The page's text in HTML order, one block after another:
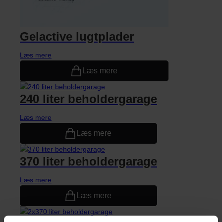
Gelactive lugtplader
Læs mere
Læs mere
240 liter beholdergarage
Læs mere
Læs mere
370 liter beholdergarage
Læs mere
Læs mere